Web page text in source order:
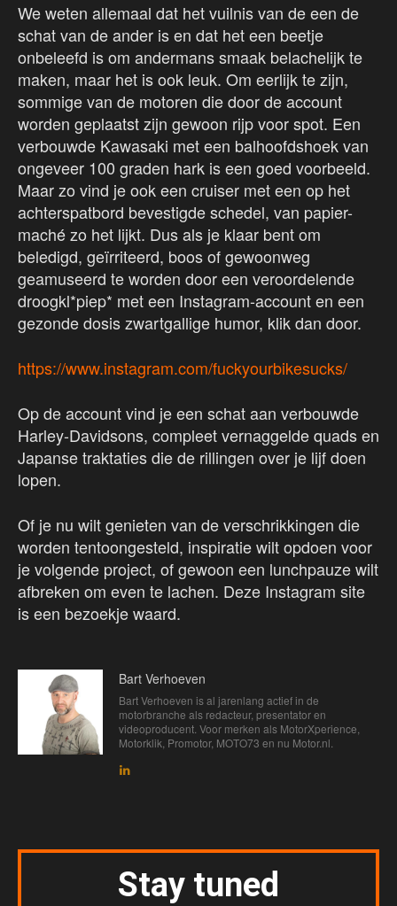
We weten allemaal dat het vuilnis van de een de
schat van de ander is en dat het een beetje
onbeleefd is om andermans smaak belachelijk te
maken, maar het is ook leuk. Om eerlijk te zijn,
sommige van de motoren die door de account
worden geplaatst zijn gewoon rijp voor spot. Een
verbouwde Kawasaki met een balhoofdshoek van
ongeveer 100 graden hark is een goed voorbeeld.
Maar zo vind je ook een cruiser met een op het
achterspatbord bevestigde schedel, van papier-
maché zo het lijkt. Dus als je klaar bent om
beledigd, geïrriteerd, boos of gewoonweg
geamuseerd te worden door een veroordelende
droogkl*piep* met een Instagram-account en een
gezonde dosis zwartgallige humor, klik dan door.
https://www.instagram.com/fuckyourbikesucks/
Op de account vind je een schat aan verbouwde
Harley-Davidsons, compleet vernaggelde quads en
Japanse traktaties die de rillingen over je lijf doen
lopen.
Of je nu wilt genieten van de verschrikkingen die
worden tentoongesteld, inspiratie wilt opdoen voor
je volgende project, of gewoon een lunchpauze wilt
afbreken om even te lachen. Deze Instagram site
is een bezoekje waard.
Bart Verhoeven
Bart Verhoeven is al jarenlang actief in de
motorbranche als redacteur, presentator en
videoproducent. Voor merken als MotorXperience,
Motorklik, Promotor, MOTO73 en nu Motor.nl.
Stay tuned